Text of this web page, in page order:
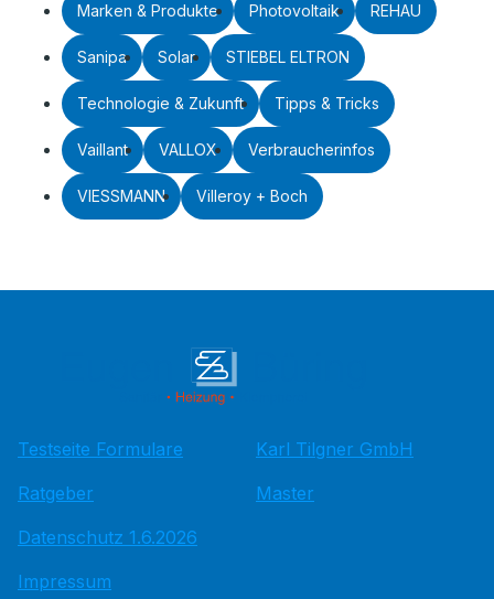
Marken & Produkte Photovoltaik REHAU
Sanipa Solar STIEBEL ELTRON
Technologie & Zukunft Tipps & Tricks
Vaillant VALLOX Verbraucherinfos
VIESSMANN Villeroy + Boch
Testseite Formulare
Ratgeber
Datenschutz 1.6.2026
Impressum
Karl Tilgner GmbH
Master